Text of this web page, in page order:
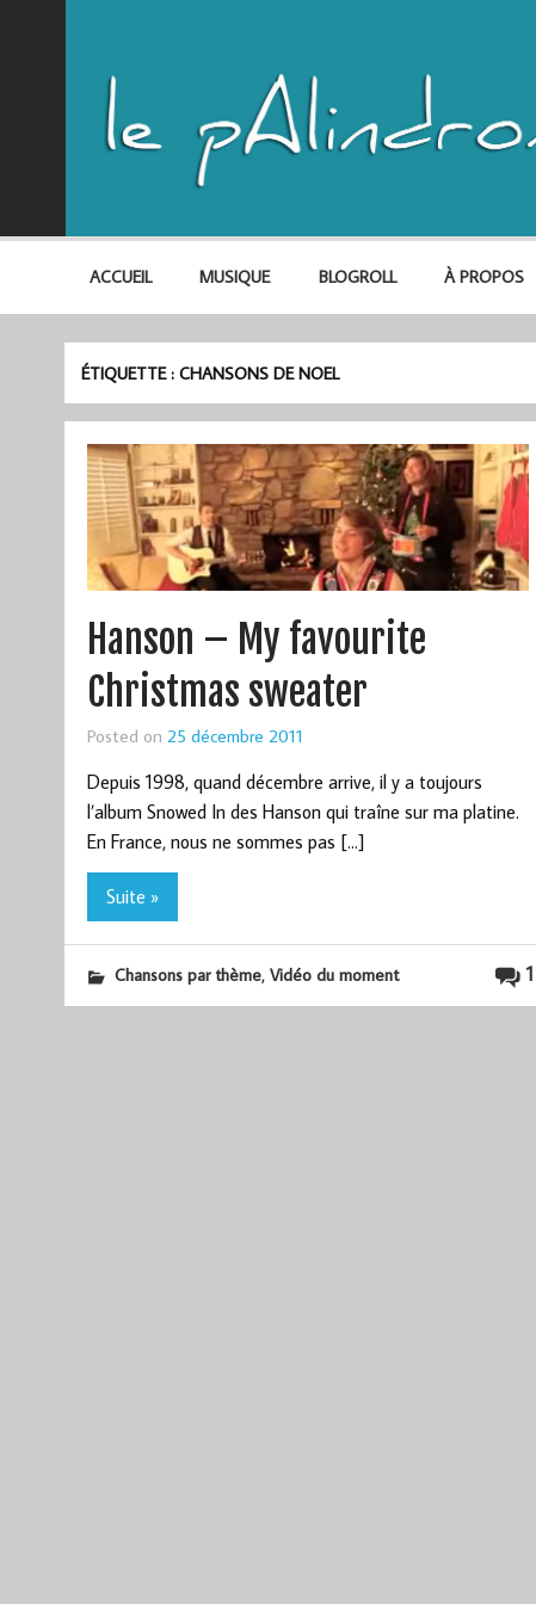
ACCUEIL MUSIQUE BLOGROLL À PROPOS
ÉTIQUETTE :CHANSONS DE NOEL
Hanson – My favourite
Christmas sweater
Posted on 25 décembre 2011
Depuis 1998, quand décembre arrive, il y a toujours
l’album Snowed In des Hanson qui traîne sur ma platine.
En France, nous ne sommes pas […]
Suite »
1
Chansons par thème, Vidéo du moment